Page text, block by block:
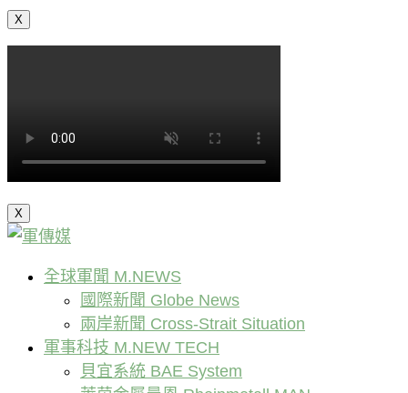
X
X
全球軍聞 M.NEWS
國際新聞 Globe News
兩岸新聞 Cross-Strait Situation
軍事科技 M.NEW TECH
貝宜系統 BAE System